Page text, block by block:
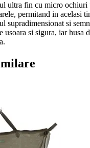
ultra fin cu micro ochiuri
permitand in acelasi
supradimensionat si
usoara si sigura, iar husa